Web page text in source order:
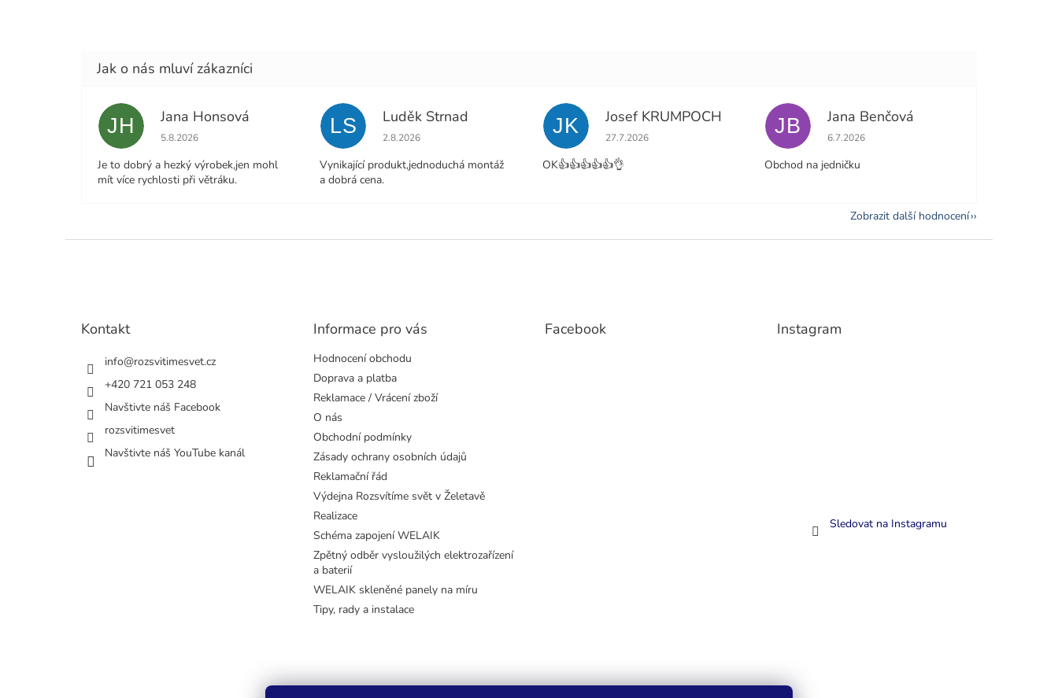
JH Jana Honsová
Hodnocení obchodu je 5 z 5 hvězdiček.
5.8.2026
Je to dobrý a hezký výrobek,jen mohl
mít více rychlosti při větráku.
LS Luděk Strnad
Hodnocení obchodu je 5 z 5 hvězdiček.
2.8.2026
Vynikající produkt,jednoduchá montáž
a dobrá cena.
JK Josef KRUMPOCH
Hodnocení obchodu je 5 z 5 hvězdiček.
27.7.2026
OK👍👍👍👍👍👌
JB Jana Benčová
Hodnocení obchodu je 5 z 5 hvězdiček.
6.7.2026
Obchod na jedničku
Zobrazit další hodnocení
Kontakt
info@rozsvitimesvet.cz
+420 721 053 248
Navštivte náš Facebook
rozsvitimesvet
Navštivte náš YouTube kanál
Informace pro vás
Hodnocení obchodu
Doprava a platba
Reklamace / Vrácení zboží
O nás
Obchodní podmínky
Zásady ochrany osobních údajů
Reklamační řád
Výdejna Rozsvítíme svět v Želetavě
Realizace
Schéma zapojení WELAIK
Zpětný odběr vysloužilých elektrozařízení
a baterií
WELAIK skleněné panely na míru
Tipy, rady a instalace
Facebook Instagram
Sledovat na Instagramu